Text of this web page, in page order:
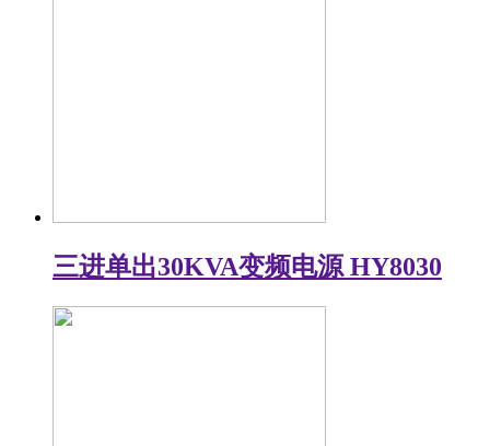
三进单出30KVA变频电源 HY8030